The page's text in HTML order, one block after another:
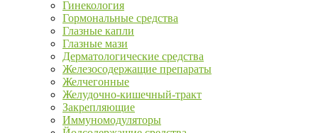
Гинекология
Гормональные средства
Глазные капли
Глазные мази
Дерматологические средства
Железосодержащие препараты
Желчегонные
Желудочно-кишечный-тракт
Закрепляющие
Иммуномодуляторы